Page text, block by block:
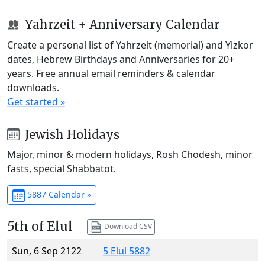
Yahrzeit + Anniversary Calendar
Create a personal list of Yahrzeit (memorial) and Yizkor
dates, Hebrew Birthdays and Anniversaries for 20+
years. Free annual email reminders & calendar
downloads.
Get started »
Jewish Holidays
Major, minor & modern holidays, Rosh Chodesh, minor
fasts, special Shabbatot.
5887 Calendar »
5th of Elul Download CSV
Sun, 6 Sep 2122
5 Elul 5882